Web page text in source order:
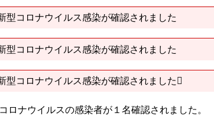
型コロナウイルス感染が確認されました
型コロナウイルス感染が確認されました
型コロナウイルス感染が確認されました
ロナウイルスの感染者が１名確認されました。